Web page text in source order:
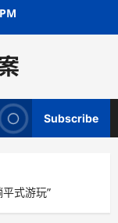
Subscribe
式游玩”